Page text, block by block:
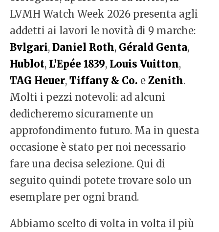
LVMH Watch Week 2026 presenta agli
addetti ai lavori le novità di 9 marche:
Bvlgari, Daniel Roth, Gérald Genta,
Hublot, L’Epée 1839, Louis Vuitton,
TAG Heuer, Tiffany & Co. e Zenith.
Molti i pezzi notevoli: ad alcuni
dedicheremo sicuramente un
approfondimento futuro. Ma in questa
occasione è stato per noi necessario
fare una decisa selezione. Qui di
seguito quindi potete trovare solo un
esemplare per ogni brand.
Abbiamo scelto di volta in volta il più